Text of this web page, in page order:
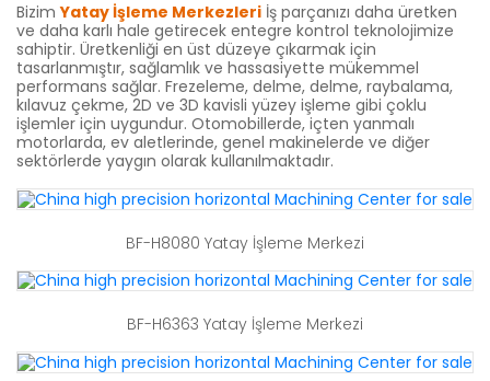
Bizim Yatay İşleme Merkezleri İş parçanızı daha üretken
ve daha karlı hale getirecek entegre kontrol teknolojimize
sahiptir. Üretkenliği en üst düzeye çıkarmak için
tasarlanmıştır, sağlamlık ve hassasiyette mükemmel
performans sağlar. Frezeleme, delme, delme, raybalama,
kılavuz çekme, 2D ve 3D kavisli yüzey işleme gibi çoklu
işlemler için uygundur. Otomobillerde, içten yanmalı
motorlarda, ev aletlerinde, genel makinelerde ve diğer
sektörlerde yaygın olarak kullanılmaktadır.
BF-H8080 Yatay İşleme Merkezi
BF-H6363 Yatay İşleme Merkezi